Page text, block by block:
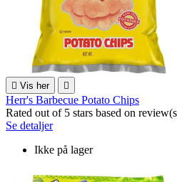
 Vis her 
Herr's Barbecue Potato Chips
Rated out of 5 stars based on
Se detaljer
Ikke på lager